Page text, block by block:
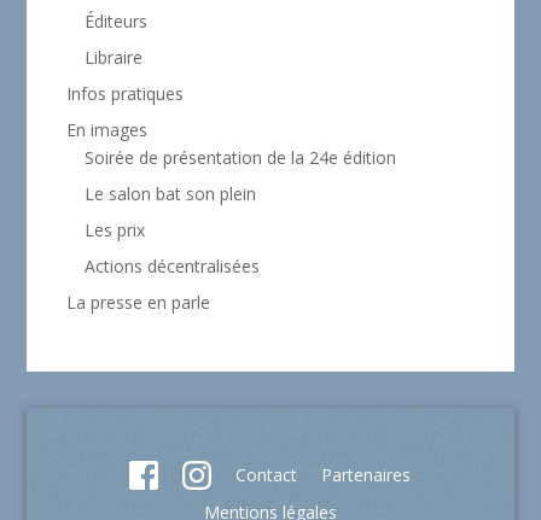
Éditeurs
Libraire
Infos pratiques
En images
Soirée de présentation de la 24e édition
Le salon bat son plein
Les prix
Actions décentralisées
La presse en parle
Contact
Partenaires
Mentions légales